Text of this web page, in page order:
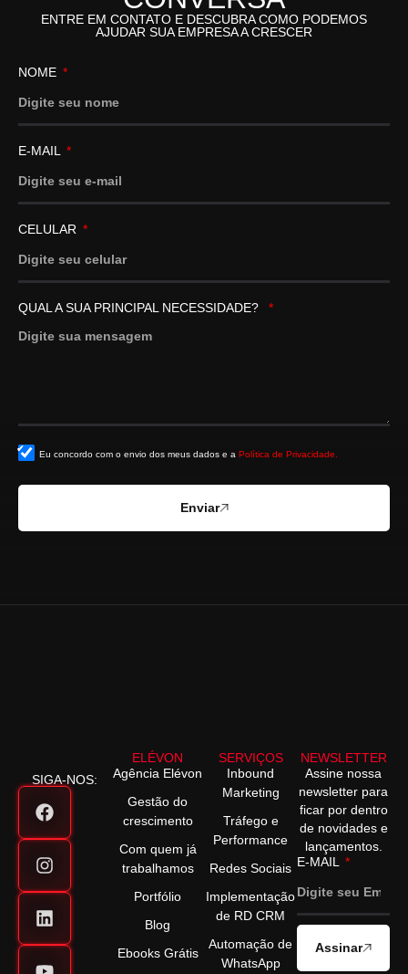
ENTRE EM CONTATO E DESCUBRA COMO PODEMOS
AJUDAR SUA EMPRESA A CRESCER
NOME
E-MAIL
CELULAR
QUAL A SUA PRINCIPAL NECESSIDADE?
Eu concordo com o envio dos meus dados e a Política de Privacidade.
Enviar
SIGA-NOS:
ELÉVON
Agência Elévon
Gestão do
crescimento
Com quem já
trabalhamos
Portfólio
Blog
Ebooks Grátis
SERVIÇOS
Inbound
Marketing
Tráfego e
Performance
Redes Sociais
Implementação
de RD CRM
Automação de
WhatsApp
NEWSLETTER
Assine nossa
newsletter para
ficar por dentro
de novidades e
lançamentos.
E-MAIL
Assinar